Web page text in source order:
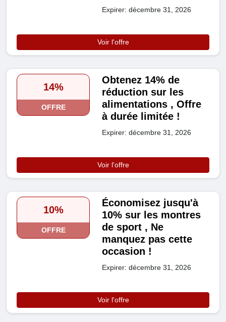
Expirer: décembre 31, 2026
Voir l'offre
14%
OFFRE
Obtenez 14% de
réduction sur les
alimentations , Offre
à durée limitée !
Expirer: décembre 31, 2026
Voir l'offre
10%
OFFRE
Économisez jusqu'à
10% sur les montres
de sport , Ne
manquez pas cette
occasion !
Expirer: décembre 31, 2026
Voir l'offre